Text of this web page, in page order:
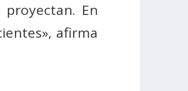
En
afirma